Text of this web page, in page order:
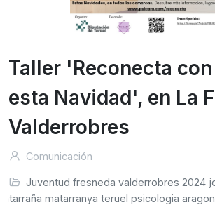
Taller 'Reconecta
esta Navidad', en La
Valderrobres
Comunicación
Juventud fresneda valderrobres 2024
matarranya teruel psicologia aragon